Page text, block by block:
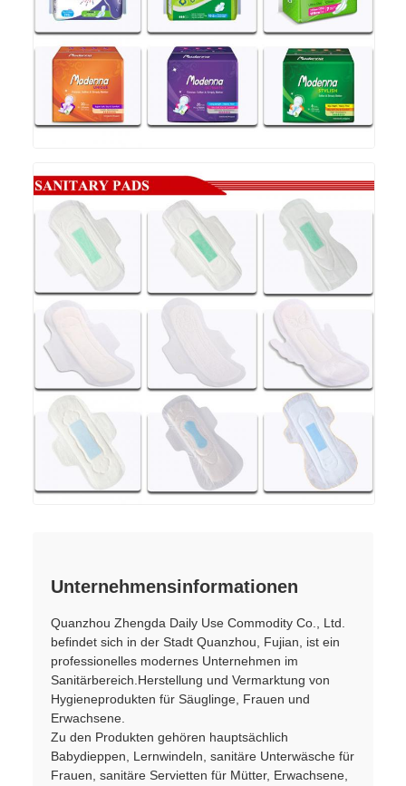
Unternehmensinformationen
Quanzhou Zhengda Daily Use Commodity Co., Ltd.
befindet sich in der Stadt Quanzhou, Fujian, ist ein
professionelles modernes Unternehmen im
Sanitärbereich.Herstellung und Vermarktung von
Hygieneprodukten für Säuglinge, Frauen und
Erwachsene.
Zu den Produkten gehören hauptsächlich
Babydieppen, Lernwindeln, sanitäre Unterwäsche für
Frauen, sanitäre Servietten für Mütter, Erwachsene,